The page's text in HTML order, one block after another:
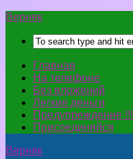
Верняк
Главная
На телефоне
Без вложений
Легкие деньги
Предупреждение !!!
Присоединяйся
Верняк